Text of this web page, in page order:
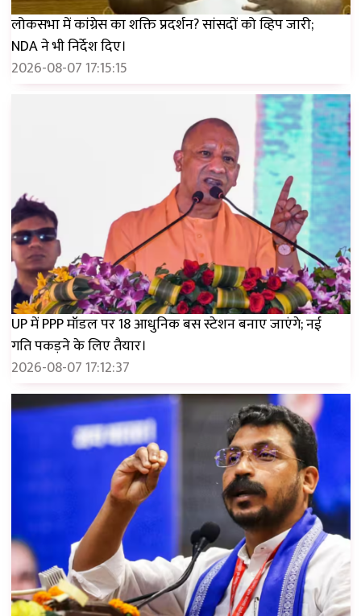
लोकसभा में कांग्रेस का शक्ति प्रदर्शन? सांसदों को व्हिप जारी;
NDA ने भी निर्देश दिए।
2026-08-07 17:15:15
UP में PPP मॉडल पर 18 आधुनिक बस स्टेशन बनाए जाएंगे; नई
गति पकड़ने के लिए तैयार।
2026-08-07 17:12:37